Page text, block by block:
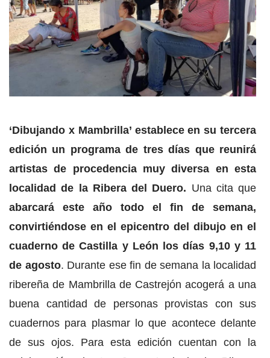
‘Dibujando x Mambrilla’ establece en su tercera
edición un programa de tres días que reunirá
artistas de procedencia muy diversa en esta
localidad de la Ribera del Duero. Una cita que
abarcará este año todo el fin de semana,
convirtiéndose en el epicentro del dibujo en el
cuaderno de Castilla y León los días 9,10 y 11
de agosto. Durante ese fin de semana la localidad
ribereña de Mambrilla de Castrejón acogerá a una
buena cantidad de personas provistas con sus
cuadernos para plasmar lo que acontece delante
de sus ojos. Para esta edición cuentan con la